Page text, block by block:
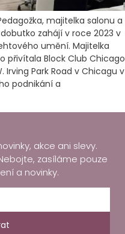
majitelka salonu a
zahájí v roce 2023 v
umění. Majitelka
přivítala Block Club Chicago
Park Road v Chicagu v
podnikání a
akce ani slevy.
zasíláme pouze
a novinky.